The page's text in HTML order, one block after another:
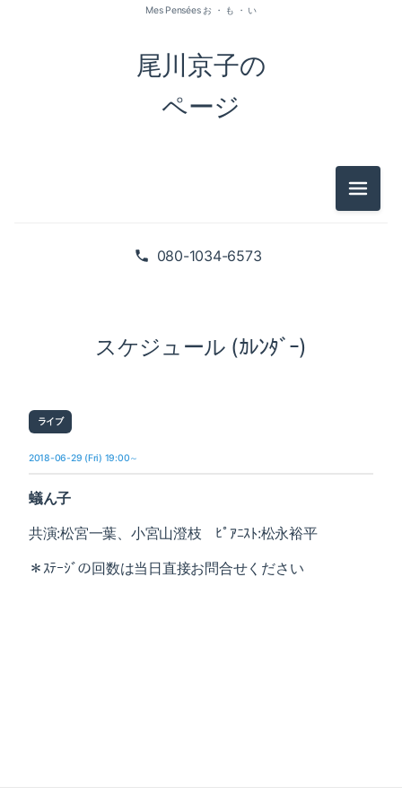
080-1034-6573
尾川京子の
ページ
Mes Pensées お ・ も ・ い
メニュ
スケジュール (ｶﾚﾝﾀﾞｰ)
ライブ
2018-06-29 (Fri) 19:00～
蟻ん子
共演:松宮一葉、小宮山澄枝 ﾋﾟｱﾆｽﾄ:松永裕平
＊ｽﾃｰｼﾞの回数は当日直接お問合せください